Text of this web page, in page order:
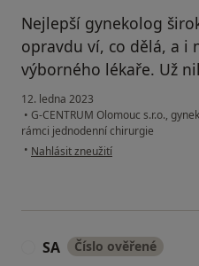
Nejlepší gynekolog
opravdu ví, co dělá, a i
výborného lékaře. Už
12. ledna 2023
• G-CENTRUM Olomouc s.r.o.,
rámci jednodenní chirurgie
• podle názoru uživatele NŠ
Nahlásit zneužití
SA Číslo ověřené